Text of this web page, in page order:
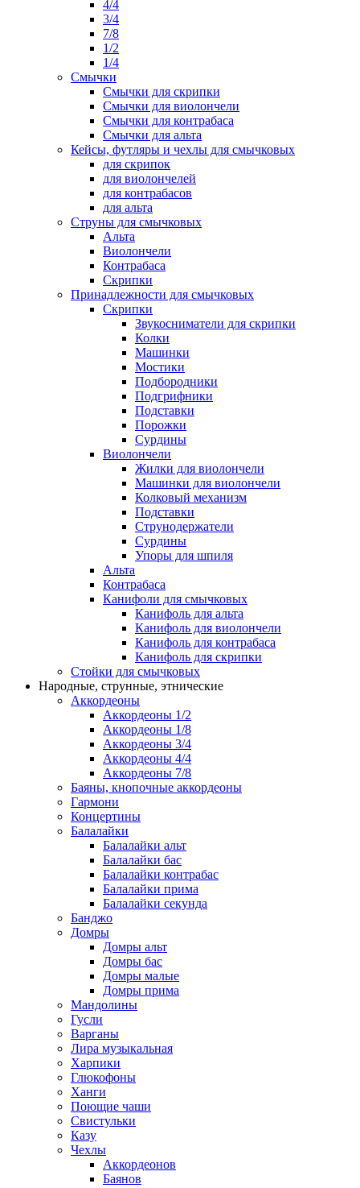
4/4
3/4
7/8
1/2
1/4
Смычки
Смычки для скрипки
Смычки для виолончели
Смычки для контрабаса
Смычки для альта
Кейсы, футляры и чехлы для смычковых
для скрипок
для виолончелей
для контрабасов
для альта
Струны для смычковых
Альта
Виолончели
Контрабаса
Скрипки
Принадлежности для смычковых
Скрипки
Звукосниматели для скрипки
Колки
Машинки
Мостики
Подбородники
Подгрифники
Подставки
Порожки
Сурдины
Виолончели
Жилки для виолончели
Машинки для виолончели
Колковый механизм
Подставки
Струнодержатели
Сурдины
Упоры для шпиля
Альта
Контрабаса
Канифоли для смычковых
Канифоль для альта
Канифоль для виолончели
Канифоль для контрабаса
Канифоль для скрипки
Стойки для смычковых
Народные, струнные, этнические
Аккордеоны
Аккордеоны 1/2
Аккордеоны 1/8
Аккордеоны 3/4
Аккордеоны 4/4
Аккордеоны 7/8
Баяны, кнопочные аккордеоны
Гармони
Концертины
Балалайки
Балалайки альт
Балалайки бас
Балалайки контрабас
Балалайки прима
Балалайки секунда
Банджо
Домры
Домры альт
Домры бас
Домры малые
Домры прима
Мандолины
Гусли
Варганы
Лира музыкальная
Харпики
Глюкофоны
Ханги
Поющие чаши
Свистульки
Казу
Чехлы
Аккордеонов
Баянов